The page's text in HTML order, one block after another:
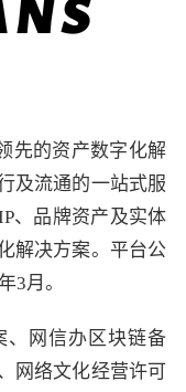
先的资产数字化解
及流通的一站式服
、品牌资产及实体
解决方案。平台公
3月。
、网信办区块链备
网络文化经营许可